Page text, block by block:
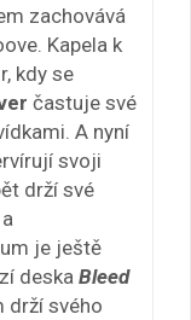
zachovává
Kapela k
kdy se
častuje své
A nyní
svoji
drží své
je ještě
deska Bleed
drží svého